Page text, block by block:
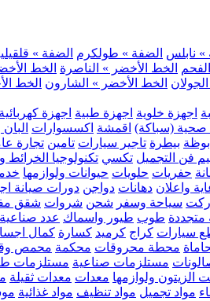
» نابلس الضفة » طولكرم الضفة »
الخط الأخضر » الناصرة الخط
الخط الأخضر » الشارون الخط
اجهزة خلوية اجهزة طبية اجهزة كهربائية
صحية (سباكة) اقمشة اكسسوارات
بوظة بيطرة تاجير سيارات تامين تجارة
فن التجميل تكسي تكنولوجيا
حفريات حلويات حيوانات ولوازمها
واعلان دهانات دواجن دورات صيانة
سياحة وسفر شحن شروات شقق
متجددة طوب طيور واسماك عدد صناعية
سيارات كراج كرميد كسارة كمال
محطة محروقات محكمة محمص
مستلزمات صناعية مستلزمات
الزيتون ولوازمها معدات معدات ثقيلة
مواد تجميل مواد تنظيف مواد غذائية